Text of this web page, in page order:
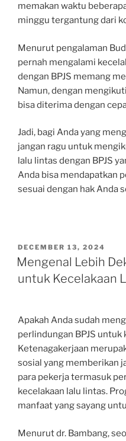
memakan waktu
minggu tergantung dari
Menurut pengalaman
pernah mengalami
dengan BPJS memang
Namun, dengan
bisa diterima dengan
Jadi, bagi Anda yang
jangan ragu untuk
lalu lintas dengan BPJS
Anda bisa mendapatkan
sesuai dengan hak Anda
POSTED
ON
DECEMBER 13, 2024
Mengenal Lebih
untuk Kecelakaan
Apakah Anda sudah
perlindungan BPJS untuk
Ketenagakerjaan
sosial yang memberikan
para pekerja termasuk
kecelakaan lalu lintas.
manfaat yang sayang
Menurut dr. Bambang,